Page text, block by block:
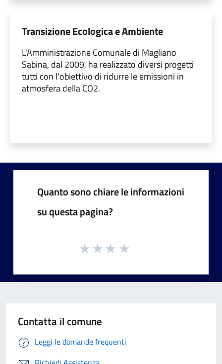
Transizione Ecologica e Ambiente
L'Amministrazione Comunale di Magliano
Sabina, dal 2009, ha realizzato diversi progetti
tutti con l'obiettivo di ridurre le emissioni in
atmosfera della CO2.
Quanto sono chiare le informazioni
su questa pagina?
Contatta il comune
Leggi le domande frequenti